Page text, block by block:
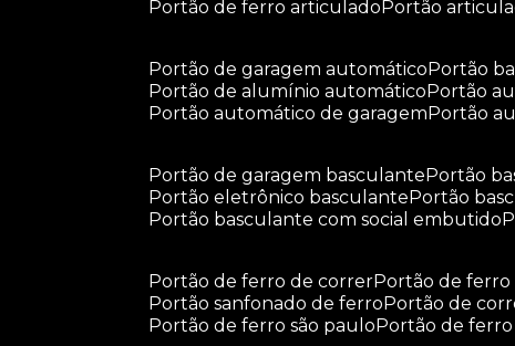
portão de ferro articulado
portão
portão de garagem automático
portão
portão de alumínio automático
portão
portão automático de garagem
portão
portão de garagem basculante
portão
portão eletrônico basculante
portão
portão basculante com social embutido
portão de ferro de correr
portão de
portão sanfonado de ferro
portão de
portão de ferro são paulo
portão de